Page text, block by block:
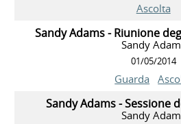
Ascolta
Sandy Adams - Riunione
Sandy
01/05/2014
Guarda
Sandy Adams - Sessione
Sandy